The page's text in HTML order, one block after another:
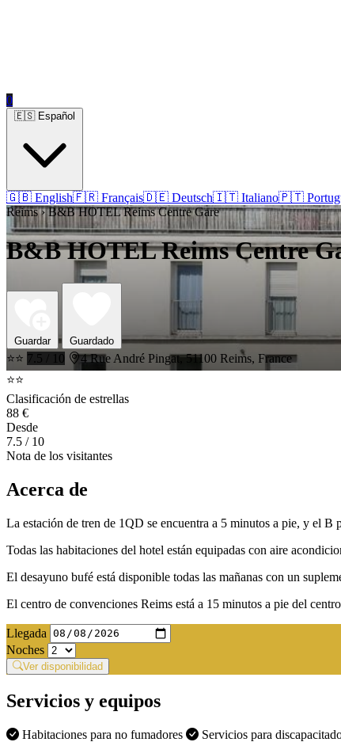
0
🇬🇧 English🇫🇷 Français🇩🇪 Deutsch🇮🇹 Italiano🇵🇹
Reims › B&B HOTEL Reims Centre Gare
B&B HOTEL Reims Centre
Guardar Guardado
⭐⭐ 7.5 / 10
4 Rue André Pingat, 51100 Reims, France
⭐⭐
Clasificación de estrellas
88 €
Desde
7.5 / 10
Nota de los visitantes
Acerca de
La estación de tren de 1QD se encuentra a 5 minutos a pie, y el
Todas las habitaciones del hotel están equipadas con aire
El desayuno bufé está disponible todas las mañanas con un
El centro de convenciones Reims está a 15 minutos a pie del
Llegada
Noches
Ver disponibilidad
Servicios y equipos
Habitaciones para no fumadores Servicios para